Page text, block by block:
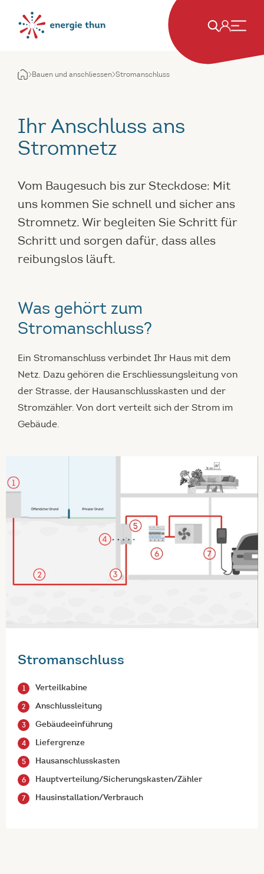
Bauen und anschliessen Stromanschluss
Ihr Anschluss ans
Stromnetz
Vom Baugesuch bis zur Steckdose: Mit
uns kommen Sie schnell und sicher ans
Stromnetz. Wir begleiten Sie Schritt für
Schritt und sorgen dafür, dass alles
reibungslos läuft.
Was gehört zum
Stromanschluss?
Ein Stromanschluss verbindet Ihr Haus mit dem
Netz. Dazu gehören die Erschliessungsleitung von
der Strasse, der Hausanschlusskasten und der
Stromzähler. Von dort verteilt sich der Strom im
Gebäude.
Stromanschluss
Verteilkabine
Anschlussleitung
Gebäudeeinführung
Liefergrenze
Hausanschlusskasten
Hauptverteilung/Sicherungskasten/Zähler
Hausinstallation/Verbrauch